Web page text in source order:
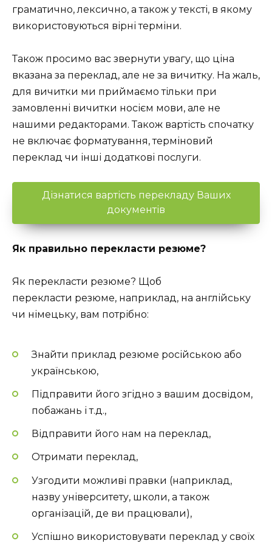
граматично, лексично, а також у тексті, в якому
використовуються вірні терміни.
Також просимо вас звернути увагу, що ціна
вказана за переклад, але не за вичитку. На жаль,
для вичитки ми приймаємо тільки при
замовленні вичитки носієм мови, але не
нашими редакторами. Також вартість спочатку
не включає форматування, терміновий
переклад чи інші додаткові послуги.
Дізнатися вартість перекладу Ваших
документів
Як правильно перекласти резюме?
Як перекласти резюме? Щоб
перекласти резюме, наприклад, на англійську
чи німецьку, вам потрібно:
Знайти приклад резюме російською або
українською,
Підправити його згідно з вашим досвідом,
побажань і т.д.,
Відправити його нам на переклад,
Отримати переклад,
Узгодити можливі правки (наприклад,
назву університету, школи, а також
організацій, де ви працювали),
Успішно використовувати переклад у своїх